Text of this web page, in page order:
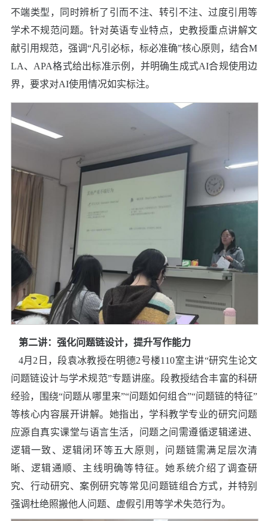
不端类型，同时辨析了引而不注、转引不注、过度引用等
学术不规范问题。针对英语专业特点，史教授重点讲解文
献引用规范，强调“凡引必标，标必准确”核心原则，结合M
LA、 APA格式给出标准示例，并明确生成式AI合规使用边
界，要求对AI使用情况如实标注。
第二讲： 强化问题链设计，提升写作能力
4月 2 日，段袁冰教授在明德2号楼110室主讲“研究生论文
问题链设计与学术规范”专题讲座。段教授结合丰富的科研
经验，围绕“问题从哪里来”“问题如何组合”“问题链的特征”
等核心内容展开讲解。她指出，学科教学专业的研究问题
应源自真实课堂与语言生活，问题之间需遵循逻辑递进、
逻辑一致、逻辑闭环等五大原则，问题链需满足层次清
晰、逻辑通顺、主线明确等特征。她系统介绍了调查研
究、行动研究、案例研究等常见问题链组合方式，并特别
强调杜绝照搬他人问题、虚假引用等学术失范行为。